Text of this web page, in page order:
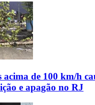
acima de 100 km/h
e apagão no RJ